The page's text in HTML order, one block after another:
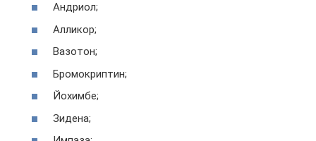
Андриол;
Алликор;
Вазотон;
Бромокриптин;
Йохимбе;
Зидена;